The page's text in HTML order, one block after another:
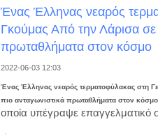
Ένας Έλληνας νεαρός
Γκούμας Από την Λάρισα σε
πρωταθλήματα στον κόσμο
2022-06-03 12:03
Ένας Έλληνας νεαρός τερματοφύλακας στη
πιο ανταγωνιστικά πρωταθλήματα στον
οποία υπέγραψε επαγγελματικό